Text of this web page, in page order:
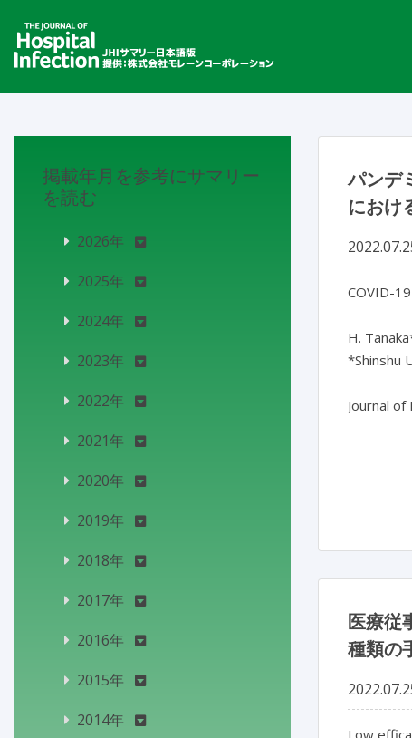
パンデ
におけ
COVID-
H.
*Shinshu
Journal
医療従
種類の
Low
掲載年月を参考にサマリー
を読む
2026年
2025年
2024年
2023年
2022年
2021年
2020年
2019年
2018年
2017年
2016年
2015年
2014年